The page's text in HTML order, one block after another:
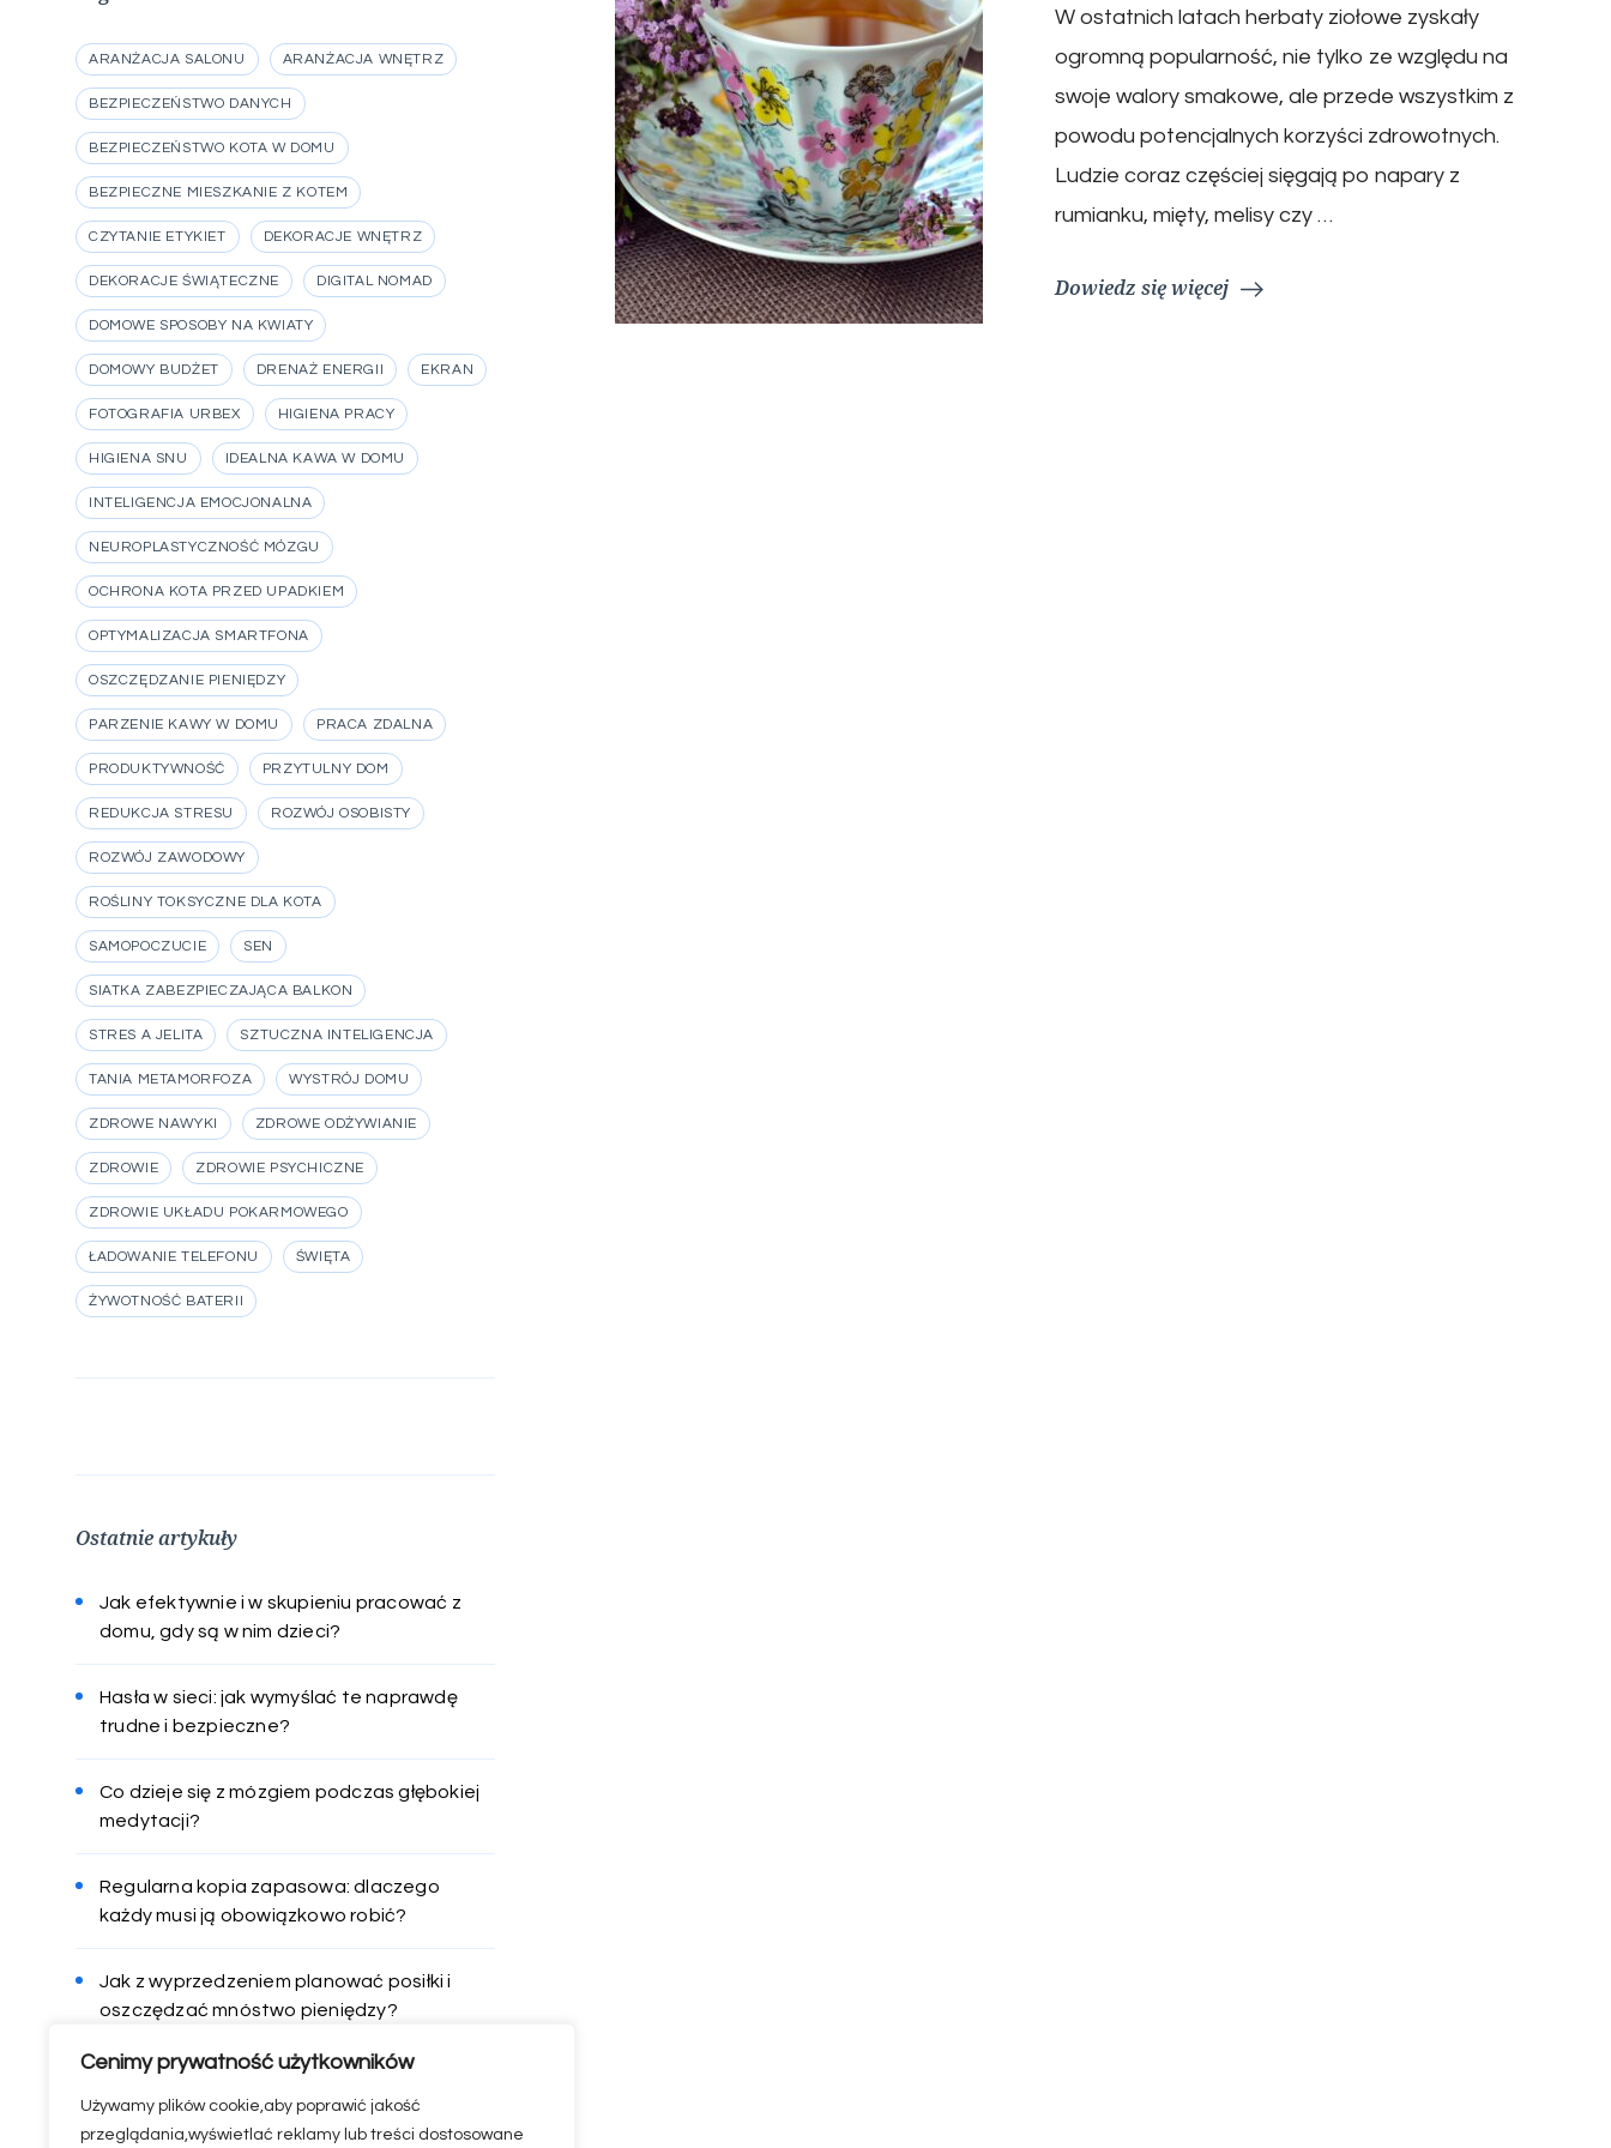
Cenimy prywatność użytkowników
Używamy plików cookie,aby poprawić jakość
przeglądania,wyświetlać reklamy lub treści dostosowane
W ostatnich latach herbaty ziołowe zyskały
ogromną popularność, nie tylko ze względu na
swoje walory smakowe, ale przede wszystkim z
powodu potencjalnych korzyści zdrowotnych.
Ludzie coraz częściej sięgają po napary z
rumianku, mięty, melisy czy …
Dowiedz się więcej
ARANŻACJA SALONU ARANŻACJA WNĘTRZ
BEZPIECZEŃSTWO DANYCH
BEZPIECZEŃSTWO KOTA W DOMU
BEZPIECZNE MIESZKANIE Z KOTEM
CZYTANIE ETYKIET DEKORACJE WNĘTRZ
DEKORACJE ŚWIĄTECZNE DIGITAL NOMAD
DOMOWE SPOSOBY NA KWIATY
DOMOWY BUDŻET DRENAŻ ENERGII EKRAN
FOTOGRAFIA URBEX HIGIENA PRACY
HIGIENA SNU IDEALNA KAWA W DOMU
INTELIGENCJA EMOCJONALNA
NEUROPLASTYCZNOŚĆ MÓZGU
OCHRONA KOTA PRZED UPADKIEM
OPTYMALIZACJA SMARTFONA
OSZCZĘDZANIE PIENIĘDZY
PARZENIE KAWY W DOMU PRACA ZDALNA
PRODUKTYWNOŚĆ PRZYTULNY DOM
REDUKCJA STRESU ROZWÓJ OSOBISTY
ROZWÓJ ZAWODOWY
ROŚLINY TOKSYCZNE DLA KOTA
SAMOPOCZUCIE SEN
SIATKA ZABEZPIECZAJĄCA BALKON
STRES A JELITA SZTUCZNA INTELIGENCJA
TANIA METAMORFOZA WYSTRÓJ DOMU
ZDROWE NAWYKI ZDROWE ODŻYWIANIE
ZDROWIE ZDROWIE PSYCHICZNE
ZDROWIE UKŁADU POKARMOWEGO
ŁADOWANIE TELEFONU ŚWIĘTA
ŻYWOTNOŚĆ BATERII
Ostatnie artykuły
Jak efektywnie i w skupieniu pracować z
domu, gdy są w nim dzieci?
Hasła w sieci: jak wymyślać te naprawdę
trudne i bezpieczne?
Co dzieje się z mózgiem podczas głębokiej
medytacji?
Regularna kopia zapasowa: dlaczego
każdy musi ją obowiązkowo robić?
Jak z wyprzedzeniem planować posiłki i
oszczędzać mnóstwo pieniędzy?